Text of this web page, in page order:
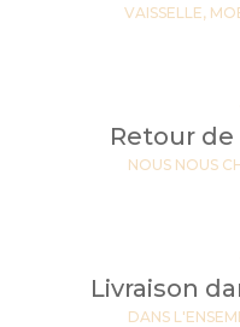
VAISSELLE,
Retour de
NOUS NOUS
Livraison
DANS